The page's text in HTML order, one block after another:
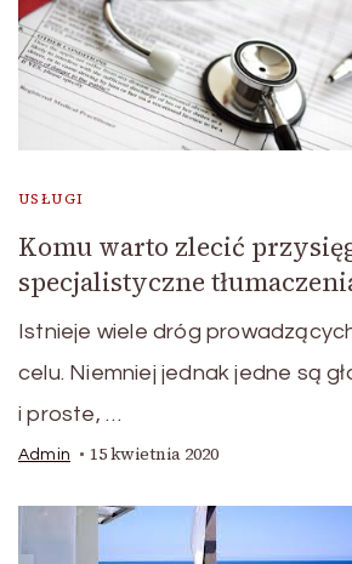
USŁUGI
Komu warto zlecić
specjalistyczne
Istnieje wiele dróg
celu. Niemniej jednak jedne są
i proste, …
Admin 15 kwietnia 2020